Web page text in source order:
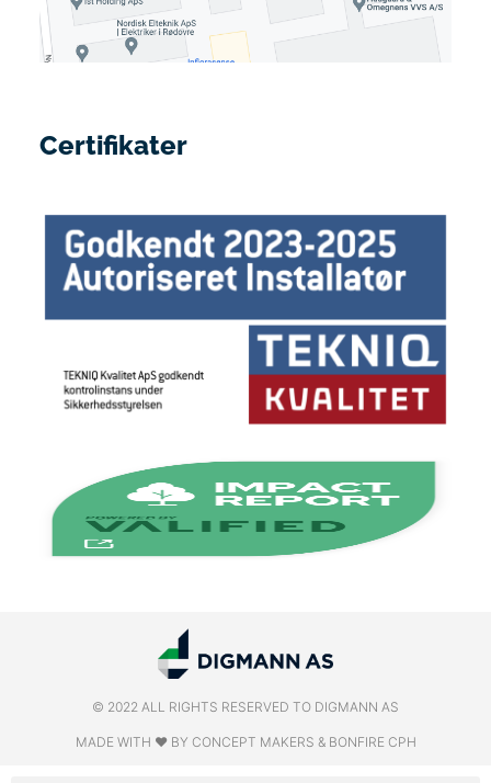
Certifikater
© 2022 ALL RIGHTS RESERVED​ TO DIGMANN AS
MADE WITH ❤ BY CONCEPT MAKERS & BONFIRE CPH